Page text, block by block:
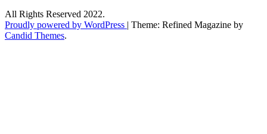
All Rights Reserved 2022.
Proudly powered by WordPress | Theme: Refined Magazine by
Candid Themes.